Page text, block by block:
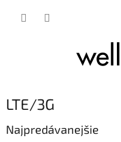
LTE/3G
Najpredávanejšie